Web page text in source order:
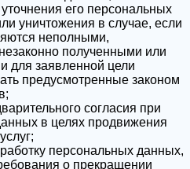
его персональных
уничтожения в случае, если
неполными,
полученными или
для заявленной цели
предусмотренные законом
согласия при
в целях продвижения
персональных данных,
о прекращении